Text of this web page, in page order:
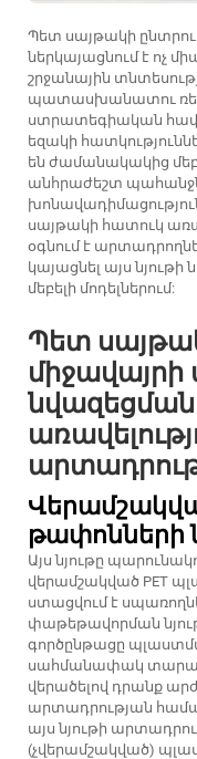
Պետ սայթակի
ներկայացնում է ոչ
շրջանային
պատասխանատու
ստրատեգիական
եզակի
են ժամանակակից
անհրաժեշտ
սայթակի հատուկ
օգնում է
կայացնել այս նյութի
մեբելի մոդելներում:
Պետ
միջավայրի
նվազեցման
թափոնների
Այս նյութը
վերամշակված PET
ստացվում է
փաթեթավորման
գործընթացը
սահմանափակ
վերածելով դրանք
արտադրության
այս նյութի
(չվերամշակված)